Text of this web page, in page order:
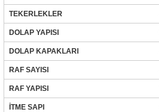
TEKERLEKLER
DOLAP YAPISI
DOLAP KAPAKLARI
RAF SAYISI
RAF YAPISI
İTME SAPI